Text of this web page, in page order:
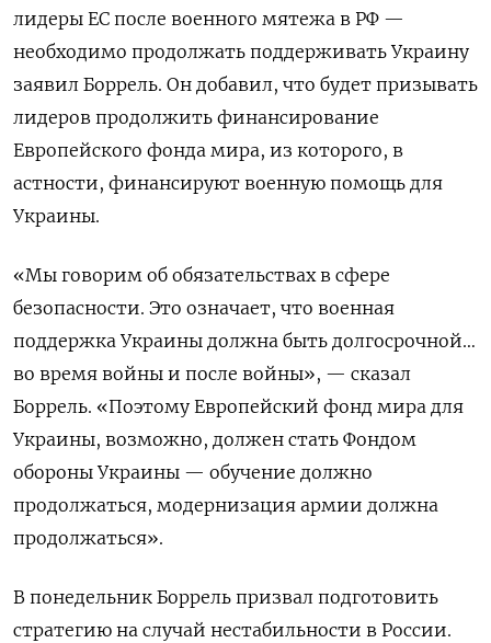
лидеры ЕС после военного мятежа в РФ —
необходимо продолжать поддерживать Украину
заявил Боррель. Он добавил, что будет призывать
лидеров продолжить финансирование
Европейского фонда мира, из которого, в
астности, финансируют военную помощь для
Украины.
«Мы говорим об обязательствах в сфере
безопасности. Это означает, что военная
поддержка Украины должна быть долгосрочной…
во время войны и после войны», — сказал
Боррель. «Поэтому Европейский фонд мира для
Украины, возможно, должен стать Фондом
обороны Украины — обучение должно
продолжаться, модернизация армии должна
продолжаться».
В понедельник Боррель призвал подготовить
стратегию на случай нестабильности в России.